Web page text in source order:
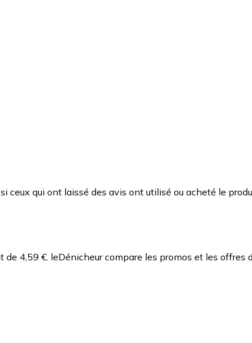
ceux qui ont laissé des avis ont utilisé ou acheté le
de 4,59 €. leDénicheur compare les promos et les offres